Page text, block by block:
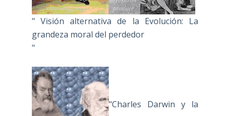
" Visión alternativa de la Evolución: La
grandeza moral del perdedor
"
"Charles Darwin y la